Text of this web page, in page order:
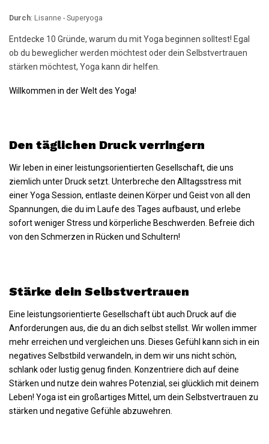
Durch: Lisanne - Superyoga
Entdecke 10 Gründe, warum du mit Yoga beginnen solltest! Egal
ob du beweglicher werden möchtest oder dein Selbstvertrauen
stärken möchtest, Yoga kann dir helfen.
Willkommen in der Welt des Yoga!
Den täglichen Druck verringern
Wir leben in einer leistungsorientierten Gesellschaft, die uns
ziemlich unter Druck setzt. Unterbreche den Alltagsstress mit
einer Yoga Session, entlaste deinen Körper und Geist von all den
Spannungen, die du im Laufe des Tages aufbaust, und erlebe
sofort weniger Stress und körperliche Beschwerden. Befreie dich
von den Schmerzen in Rücken und Schultern!
Stärke dein Selbstvertrauen
Eine leistungsorientierte Gesellschaft übt auch Druck auf die
Anforderungen aus, die du an dich selbst stellst. Wir wollen immer
mehr erreichen und vergleichen uns. Dieses Gefühl kann sich in ein
negatives Selbstbild verwandeln, in dem wir uns nicht schön,
schlank oder lustig genug finden. Konzentriere dich auf deine
Stärken und nutze dein wahres Potenzial, sei glücklich mit deinem
Leben! Yoga ist ein großartiges Mittel, um dein Selbstvertrauen zu
stärken und negative Gefühle abzuwehren.